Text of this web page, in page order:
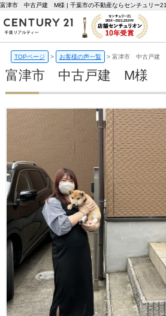
富津市 中古戸建 M様 | 千葉市の不動産ならセンチュリー
TOPページ > お客様の声一覧 > 富津市 中古戸建
富津市 中古戸建 M様